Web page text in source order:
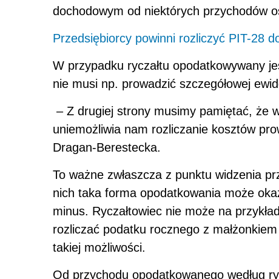
dochodowym od niektórych przychodów
Przedsiębiorcy powinni rozliczyć PIT-28
W przypadku ryczałtu opodatkowywany
nie musi np. prowadzić szczegółowej
– Z drugiej strony musimy pamiętać, że
uniemożliwia nam rozliczanie kosztów
Dragan-Berestecka.
To ważne zwłaszcza z punktu widzenia
nich taka forma opodatkowania może
minus. Ryczałtowiec nie może na
rozliczać podatku rocznego z
takiej możliwości.
Od przychodu opodatkowanego według